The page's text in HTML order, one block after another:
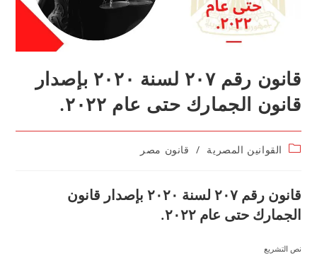
قانون رقم ٢٠٧ لسنة ٢٠٢٠ بإصدار
قانون الجمارك حتى عام ٢٠٢٢.
Postالقوانين المصرية / قانون مصر
قانون رقم ٢٠٧ لسنة ٢٠٢٠ بإصدار قانون
الجمارك حتى عام ٢٠٢٢.
نص التشريع